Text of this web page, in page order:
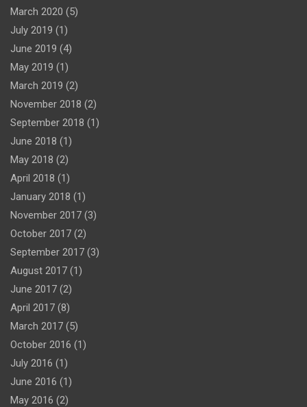
March 2020 (5)
July 2019 (1)
June 2019 (4)
May 2019 (1)
March 2019 (2)
November 2018 (2)
September 2018 (1)
June 2018 (1)
May 2018 (2)
April 2018 (1)
January 2018 (1)
November 2017 (3)
October 2017 (2)
September 2017 (3)
August 2017 (1)
June 2017 (2)
April 2017 (8)
March 2017 (5)
October 2016 (1)
July 2016 (1)
June 2016 (1)
May 2016 (2)